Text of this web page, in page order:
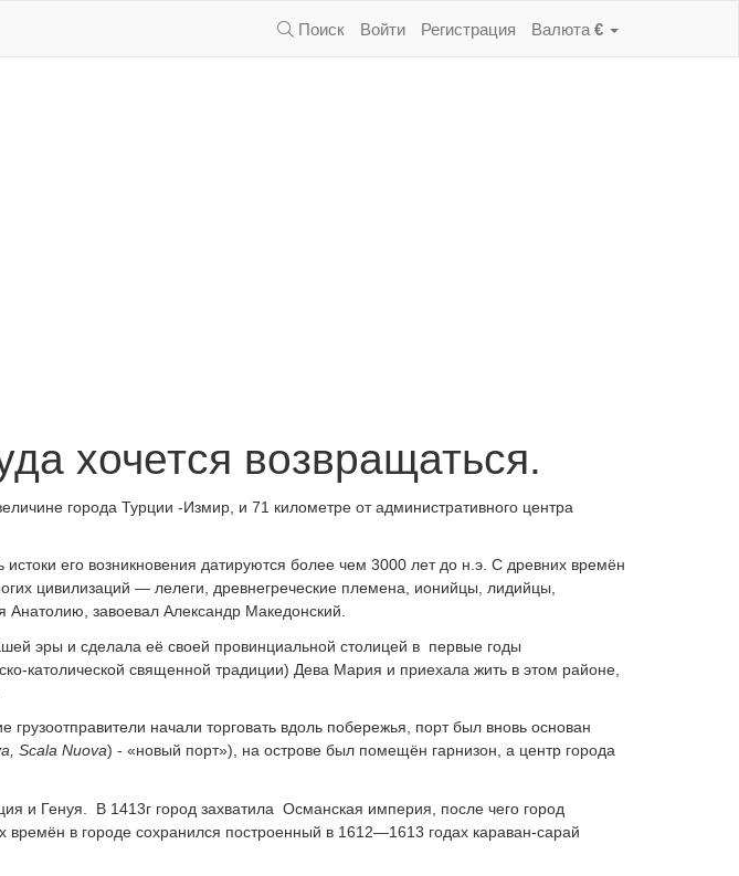
Поиск Войти Регистрация Валюта €
хочется возвращаться.
города Турции -Измир, и 71 километре от административного центра
его возникновения датируются более чем 3000 лет до н.э. С древних времён
цивилизаций — лелеги, древнегреческие племена, ионийцы, лидийцы,
завоевал Александр Македонский.
эры и сделала её своей провинциальной столицей в первые годы
католической священной традиции) Дева Мария и приехала жить в этом районе,
грузоотправители начали торговать вдоль побережья, порт был вновь основан
Scala Nuova) - «новый порт»), на острове был помещён гарнизон, а центр города
и Генуя.
В 1413г город захватила Османская империя, после чего город
в городе сохранился построенный в 1612—1613 годах караван-сарай